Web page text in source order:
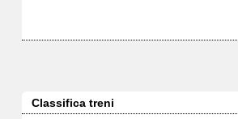
Classifica treni